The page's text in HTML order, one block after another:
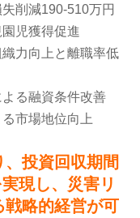
削減190-510万円
児獲得促進
力向上と離職率低
る融資条件改善
市場地位向上
投資回収期間
現し、災害リ
戦略的経営が可